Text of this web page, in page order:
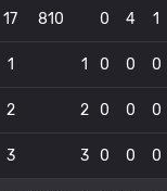
17 810 0 4 1
1 1 0 0 0
2 2 0 0 0
3 3 0 0 0